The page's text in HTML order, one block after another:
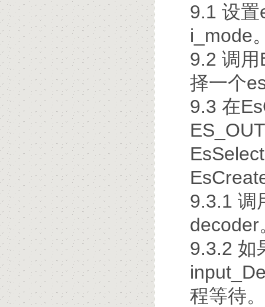
9.1 设
i_mode
9.2 调
择一个
9.3 在
9.3.1 调
decoder
9.3.2 如
程等待。